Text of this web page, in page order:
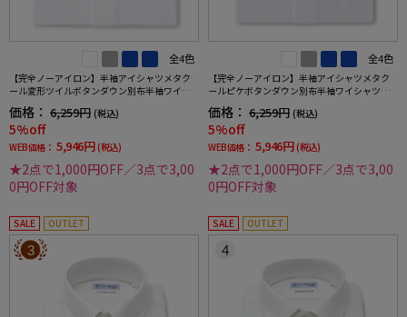
全4色
【完全ノーアイロン】半袖アイシャツメタク
ール変形ツイルボタンダウン別布半袖ワイシ
夏
価格： 6,259円 (税込)
5%off
WEB価格： 5,946円 (税込)
★2点で1,000円OFF／3点で3,00
0円OFF対象
全4色
【完全ノーアイロン】半袖アイシャツメタク
ールピケボタンダウン別布半袖ワイシャツ織
価格： 6,259円 (税込)
5%off
WEB価格： 5,946円 (税込)
★2点で1,000円OFF／3点で3,00
0円OFF対象
SALE OUTLET
3
SALE OUTLET
4